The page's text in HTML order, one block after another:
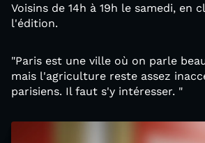
Voisins de 14h à 19h le samedi, en
l'édition.
"Paris est une ville où on parle
mais l'agriculture reste assez
parisiens. Il faut s'y intéresser. "